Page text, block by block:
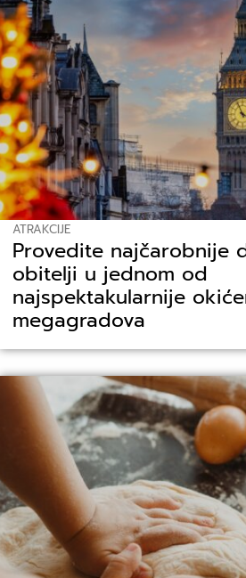
ATRAKCIJE
Provedite najčarobnije
obitelji u jednom od
najspektakularnije
megagradova